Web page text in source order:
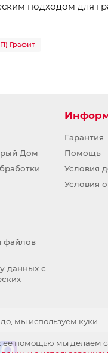
подходом для
Графит
мы используем куки
ее помощью мы делаем
Дом
файлов
данных с
Гарантия
Помощь
Условия
Условия